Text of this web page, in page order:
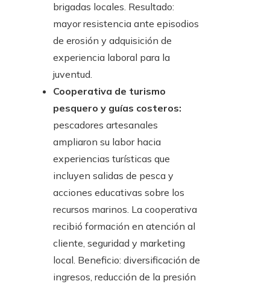
brigadas locales. Resultado:
mayor resistencia ante episodios
de erosión y adquisición de
experiencia laboral para la
juventud.
Cooperativa de turismo
pesquero y guías costeros:
pescadores artesanales
ampliaron su labor hacia
experiencias turísticas que
incluyen salidas de pesca y
acciones educativas sobre los
recursos marinos. La cooperativa
recibió formación en atención al
cliente, seguridad y marketing
local. Beneficio: diversificación de
ingresos, reducción de la presión